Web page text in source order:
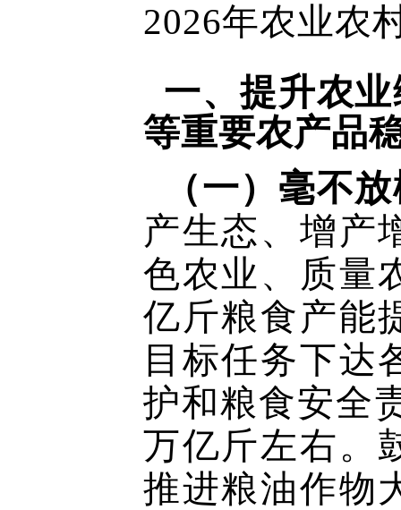
2026年农业农
一、提升农
等重要农产品
（一）毫不
产生态、增产
色农业、质量
亿斤粮食产能
目标任务下达
护和粮食安全
万亿斤左右。
推进粮油作物